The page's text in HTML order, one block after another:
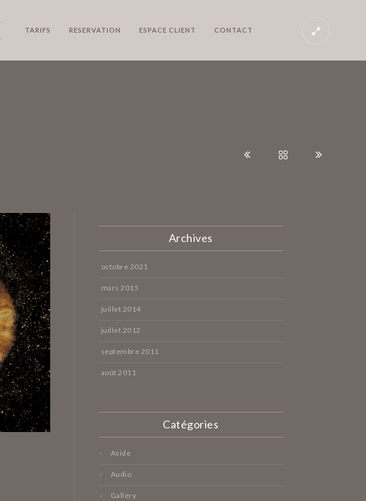
TARIFS RESERVATION ESPACE CLIENT CONTACT
Archives
octobre 2021
mars 2015
juillet 2014
juillet 2012
septembre 2011
août 2011
Catégories
Aside
Audio
Gallery